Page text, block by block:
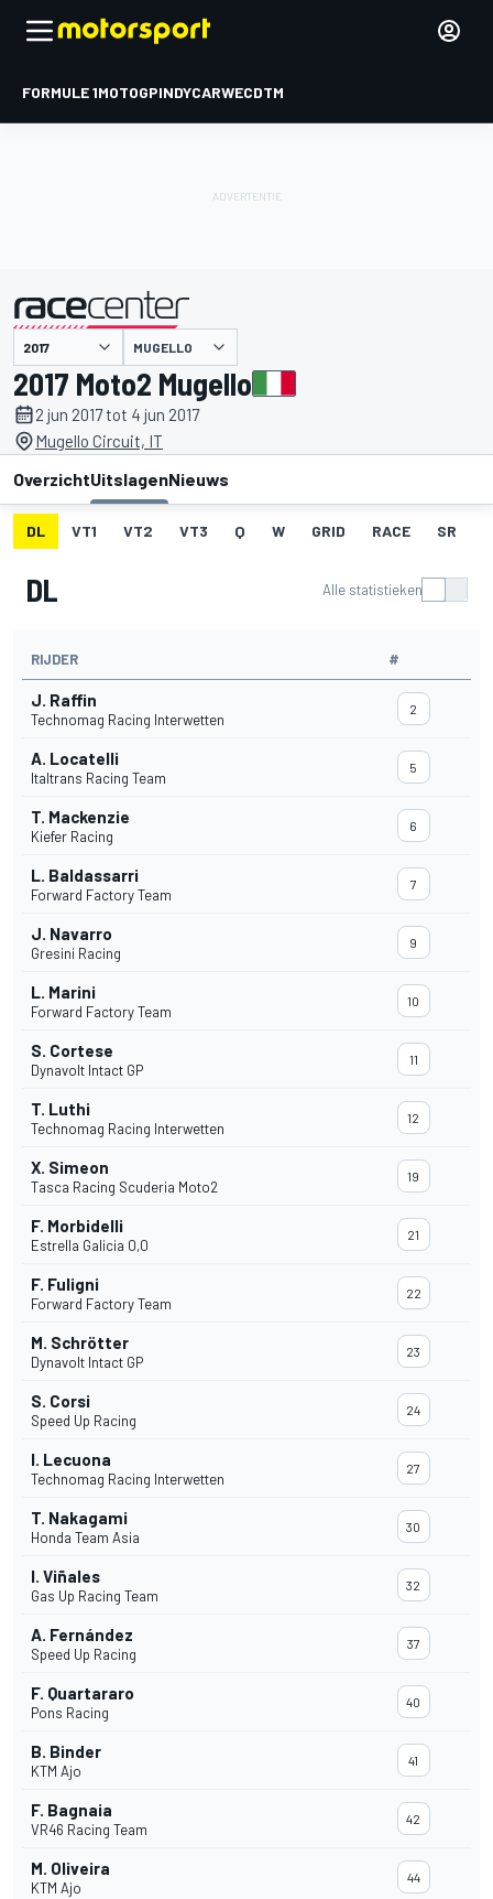
FORMULE 1MOTOGPINDYCARWECDTM
gepresenteerd door MUGELLO
2017 Moto2 Mugello
2 jun 2017 tot 4 jun 2017
Mugello Circuit, IT
OverzichtUitslagenNieuws
DL VT1 VT2 VT3 Q W GRID RACE SR
DL Alle statistieken
RIJDER #
J. Raffin
Technomag Racing Interwetten
2
A. Locatelli
Italtrans Racing Team
5
T. Mackenzie
Kiefer Racing
6
L. Baldassarri
Forward Factory Team
7
J. Navarro
Gresini Racing
9
L. Marini
Forward Factory Team
10
S. Cortese
Dynavolt Intact GP
11
T. Luthi
Technomag Racing Interwetten
12
X. Simeon
Tasca Racing Scuderia Moto2
19
F. Morbidelli
Estrella Galicia 0,0
21
F. Fuligni
Forward Factory Team
22
M. Schrötter
Dynavolt Intact GP
23
S. Corsi
Speed Up Racing
24
I. Lecuona
Technomag Racing Interwetten
27
T. Nakagami
Honda Team Asia
30
I. Viñales
Gas Up Racing Team
32
A. Fernández
Speed Up Racing
37
F. Quartararo
Pons Racing
40
B. Binder
KTM Ajo
41
F. Bagnaia
VR46 Racing Team
42
M. Oliveira
KTM Ajo
44